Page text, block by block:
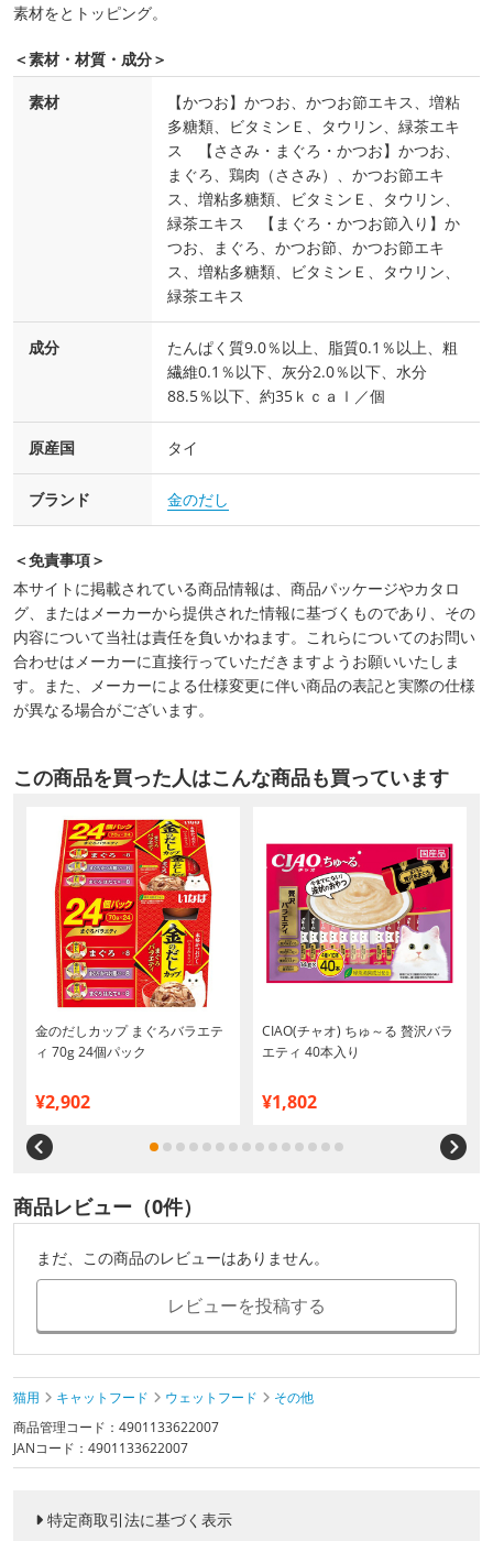
素材をとトッピング。
＜素材・材質・成分＞
素材
【かつお】かつお、かつお節エキス、増粘
多糖類、ビタミンＥ、タウリン、緑茶エキ
ス 【ささみ・まぐろ・かつお】かつお、
まぐろ、鶏肉（ささみ）、かつお節エキ
ス、増粘多糖類、ビタミンＥ、タウリン、
緑茶エキス 【まぐろ・かつお節入り】か
つお、まぐろ、かつお節、かつお節エキ
ス、増粘多糖類、ビタミンＥ、タウリン、
緑茶エキス
成分
たんぱく質9.0％以上、脂質0.1％以上、粗
繊維0.1％以下、灰分2.0％以下、水分
88.5％以下、約35ｋｃａｌ／個
原産国 タイ
ブランド 金のだし
＜免責事項＞
本サイトに掲載されている商品情報は、商品パッケージやカタロ
グ、またはメーカーから提供された情報に基づくものであり、その
内容について当社は責任を負いかねます。これらについてのお問い
合わせはメーカーに直接行っていただきますようお願いいたしま
す。また、メーカーによる仕様変更に伴い商品の表記と実際の仕様
が異なる場合がございます。
この商品を買った人はこんな商品も買っています
金のだしカップ まぐろバラエテ
ィ 70g 24個パック
¥2,902
CIAO(チャオ) ちゅ～る 贅沢バラ
エティ 40本入り
¥1,802
商品レビュー（0件）
まだ、この商品のレビューはありません。
レビューを投稿する
猫用 キャットフード ウェットフード
その他
商品管理コード：4901133622007
JANコード：4901133622007
特定商取引法に基づく表示